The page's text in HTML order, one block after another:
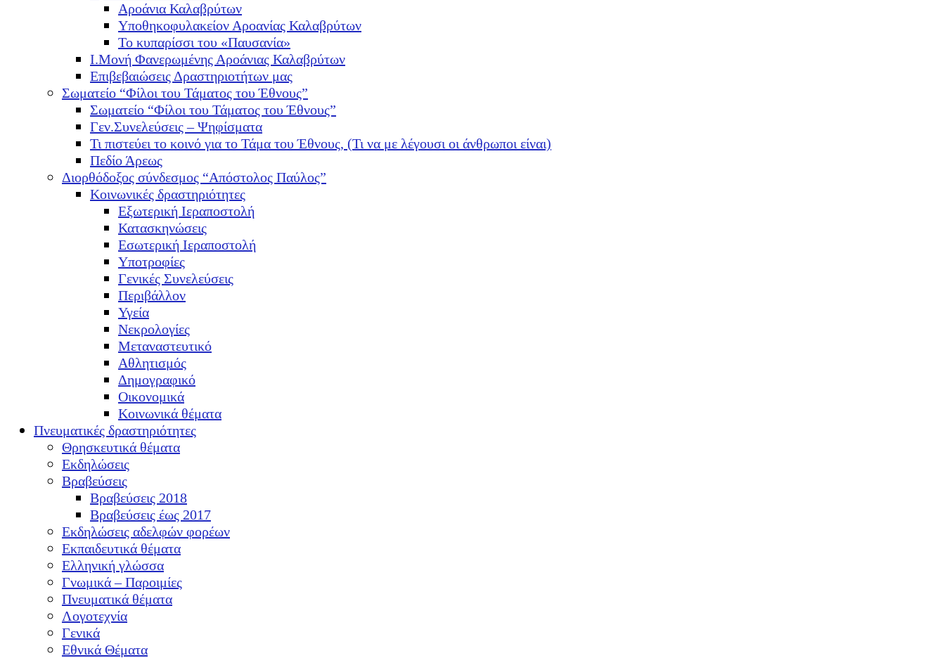
Αροάνια Καλαβρύτων
Υποθηκοφυλακείον Αροανίας Καλαβρύτων
Το κυπαρίσσι του «Παυσανία»
Ι.Μονή Φανερωμένης Αροάνιας Καλαβρύτων
Επιβεβαιώσεις Δραστηριοτήτων μας
Σωματείο “Φίλοι του Τάματος του Έθνους”
Σωματείο “Φίλοι του Τάματος του Έθνους”
Γεν.Συνελεύσεις – Ψηφίσματα
Τι πιστεύει το κοινό για το Τάμα του Έθνους, (Τι να με λέγουσι οι άνθρωποι είναι)
Πεδίο Άρεως
Διορθόδοξος σύνδεσμος “Απόστολος Παύλος”
Κοινωνικές δραστηριότητες
Εξωτερική Ιεραποστολή
Κατασκηνώσεις
Εσωτερική Ιεραποστολή
Υποτροφίες
Γενικές Συνελεύσεις
Περιβάλλον
Υγεία
Νεκρολογίες
Μεταναστευτικό
Αθλητισμός
Δημογραφικό
Οικονομικά
Κοινωνικά θέματα
Πνευματικές δραστηριότητες
Θρησκευτικά θέματα
Εκδηλώσεις
Βραβεύσεις
Βραβεύσεις 2018
Βραβεύσεις έως 2017
Εκδηλώσεις αδελφών φορέων
Εκπαιδευτικά θέματα
Ελληνική γλώσσα
Γνωμικά – Παροιμίες
Πνευματικά θέματα
Λογοτεχνία
Γενικά
Εθνικά Θέματα